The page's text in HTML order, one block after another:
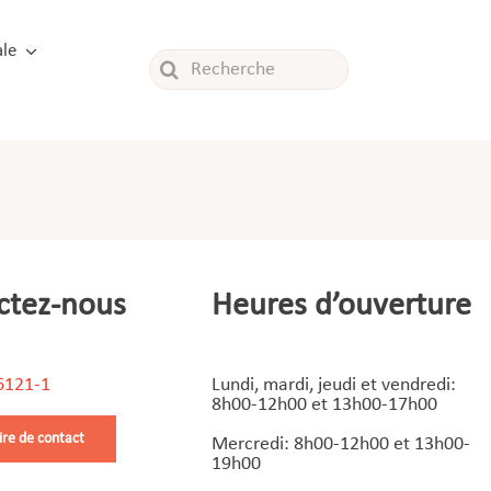
Rechercher:
nous
1
de contact
Heures d’ouverture
Lundi, mardi, jeudi et vendredi:
8h00-12h00 et 13h00-17h00
Mercredi: 8h00-12h00 et 13h00-
19h00